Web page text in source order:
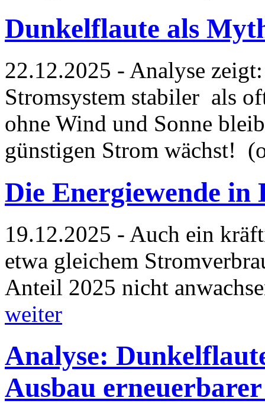
Dunkelflaute als
22.12.2025 - Analyse
Stromsystem stabiler als
ohne Wind und Sonne
günstigen Strom wächst!
Die Energiewende in
19.12.2025 - Auch ein
etwa gleichem
Anteil 2025 nicht
weiter
Analyse:
Ausbau